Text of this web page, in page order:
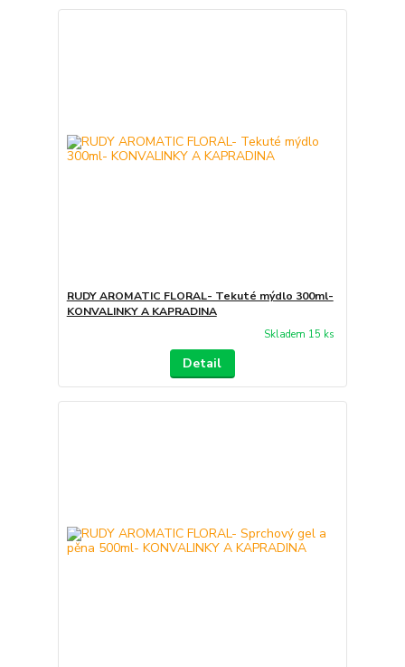
RUDY AROMATIC FLORAL- Tekuté mýdlo 300ml-
KONVALINKY A KAPRADINA
Skladem 15 ks
Detail